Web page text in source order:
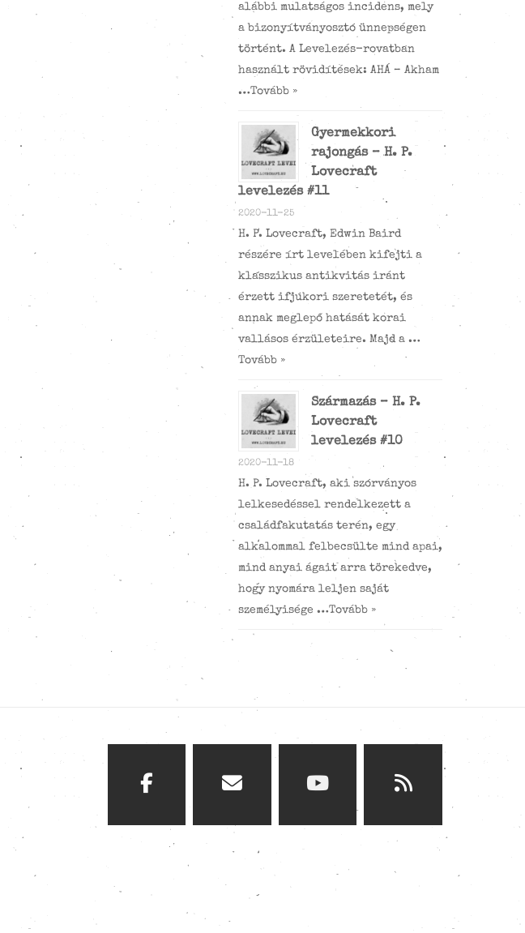
alábbi mulatságos incidens, mely
a bizonyítványosztó ünnepségen
történt. A Levelezés-rovatban
használt rövidítések: AHÁ – Akham
…Tovább »
Gyermekkori
rajongás – H. P.
Lovecraft
levelezés #11
2020-11-25
H. P. Lovecraft, Edwin Baird
részére írt levelében kifejti a
klasszikus antikvitás iránt
érzett ifjúkori szeretetét, és
annak meglepő hatását korai
vallásos érzületeire. Majd a …
Tovább »
Származás – H. P.
Lovecraft
levelezés #10
2020-11-18
H. P. Lovecraft, aki szórványos
lelkesedéssel rendelkezett a
családfakutatás terén, egy
alkalommal felbecsülte mind apai,
mind anyai ágait arra törekedve,
hogy nyomára leljen saját
személyisége …Tovább »